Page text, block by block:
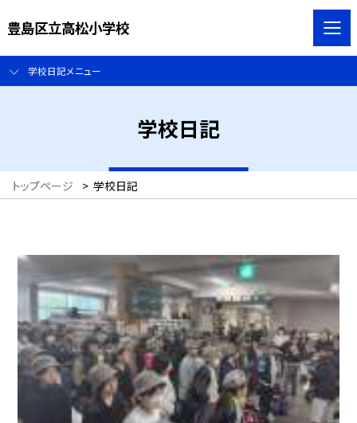
豊島区立高松小学校
学校日記メニュー
学校日記
トップページ > 学校日記